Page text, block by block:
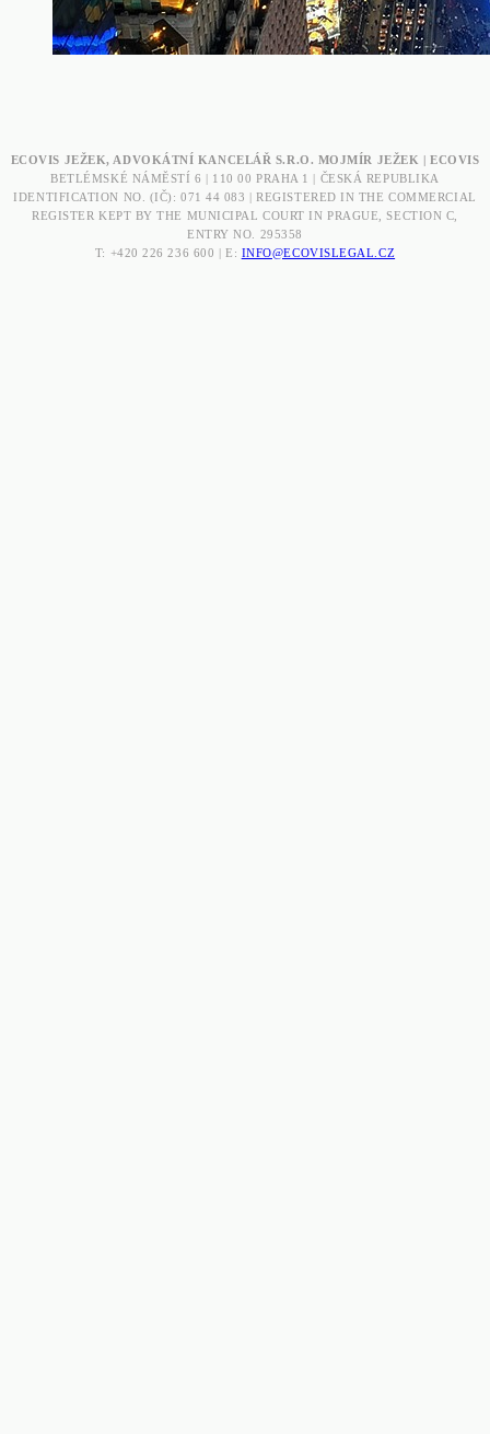
ECOVIS JEŽEK, ADVOKÁTNÍ KANCELÁŘ S.R.O. MOJMÍR JEŽEK | ECOVIS
BETLÉMSKÉ NÁMĚSTÍ 6 | 110 00 PRAHA 1 | ČESKÁ REPUBLIKA
IDENTIFICATION NO. (IČ): 071 44 083 | REGISTERED IN THE COMMERCIAL
REGISTER KEPT BY THE MUNICIPAL COURT IN PRAGUE, SECTION C,
ENTRY NO. 295358
T: +420 226 236 600 | E: INFO@ECOVISLEGAL.CZ